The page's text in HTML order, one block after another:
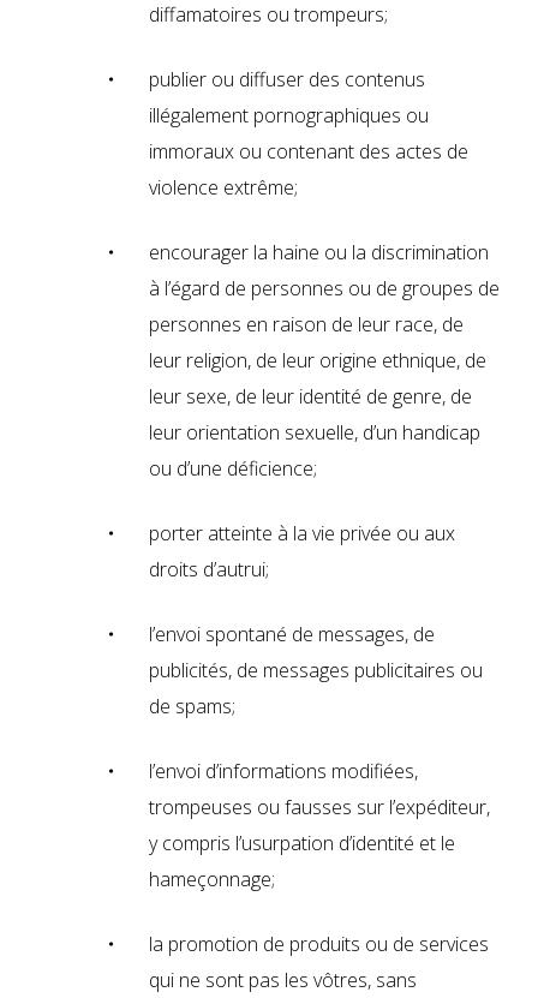
diffamatoires ou trompeurs;
publier ou diffuser des contenus
illégalement pornographiques ou
immoraux ou contenant des actes de
violence extrême;
encourager la haine ou la discrimination
à l’égard de personnes ou de groupes de
personnes en raison de leur race, de
leur religion, de leur origine ethnique, de
leur sexe, de leur identité de genre, de
leur orientation sexuelle, d’un handicap
ou d’une déficience;
porter atteinte à la vie privée ou aux
droits d’autrui;
l’envoi spontané de messages, de
publicités, de messages publicitaires ou
de spams;
l’envoi d’informations modifiées,
trompeuses ou fausses sur l’expéditeur,
y compris l’usurpation d’identité et le
hameçonnage;
la promotion de produits ou de services
qui ne sont pas les vôtres, sans